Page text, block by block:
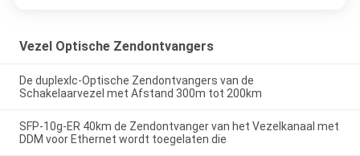
Vezel Optische Zendontvangers
De duplexlc-Optische Zendontvangers van de
Schakelaarvezel met Afstand 300m tot 200km
SFP-10g-ER 40km de Zendontvanger van het Vezelkanaal met
DDM voor Ethernet wordt toegelaten die